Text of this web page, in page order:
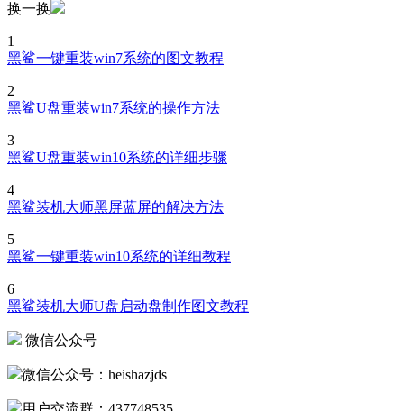
换一换
1
黑鲨一键重装win7系统的图文教程
2
黑鲨U盘重装win7系统的操作方法
3
黑鲨U盘重装win10系统的详细步骤
4
黑鲨装机大师黑屏蓝屏的解决方法
5
黑鲨一键重装win10系统的详细教程
6
黑鲨装机大师U盘启动盘制作图文教程
微信公众号
微信公众号：heishazjds